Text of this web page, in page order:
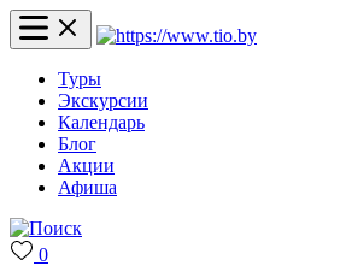
Туры
Экскурсии
Календарь
Блог
Акции
Афиша
0